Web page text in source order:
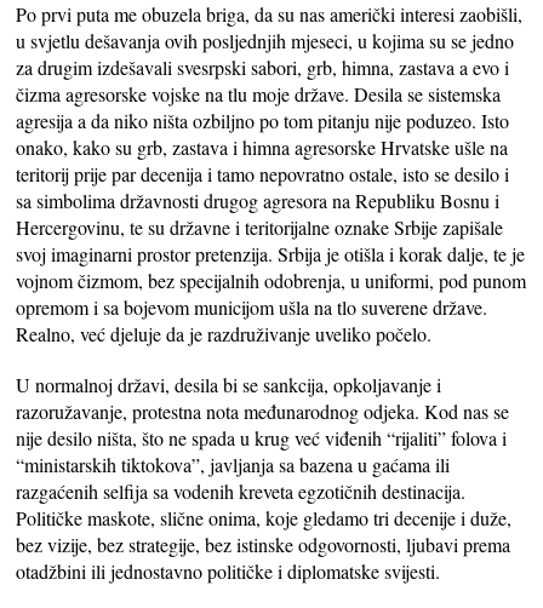
Po prvi puta me obuzela briga, da su nas američki interesi zaobišli,
u svjetlu dešavanja ovih posljednjih mjeseci, u kojima su se jedno
za drugim izdešavali svesrpski sabori, grb, himna, zastava a evo i
čizma agresorske vojske na tlu moje države. Desila se sistemska
agresija a da niko ništa ozbiljno po tom pitanju nije poduzeo. Isto
onako, kako su grb, zastava i himna agresorske Hrvatske ušle na
teritorij prije par decenija i tamo nepovratno ostale, isto se desilo i
sa simbolima državnosti drugog agresora na Republiku Bosnu i
Hercergovinu, te su državne i teritorijalne oznake Srbije zapišale
svoj imaginarni prostor pretenzija. Srbija je otišla i korak dalje, te je
vojnom čizmom, bez specijalnih odobrenja, u uniformi, pod punom
opremom i sa bojevom municijom ušla na tlo suverene države.
Realno, već djeluje da je razdruživanje uveliko počelo.
U normalnoj državi, desila bi se sankcija, opkoljavanje i
razoružavanje, protestna nota međunarodnog odjeka. Kod nas se
nije desilo ništa, što ne spada u krug već viđenih “rijaliti” folova i
“ministarskih tiktokova”, javljanja sa bazena u gaćama ili
razgaćenih selfija sa vodenih kreveta egzotičnih destinacija.
Političke maskote, slične onima, koje gledamo tri decenije i duže,
bez vizije, bez strategije, bez istinske odgovornosti, ljubavi prema
otadžbini ili jednostavno političke i diplomatske svijesti.